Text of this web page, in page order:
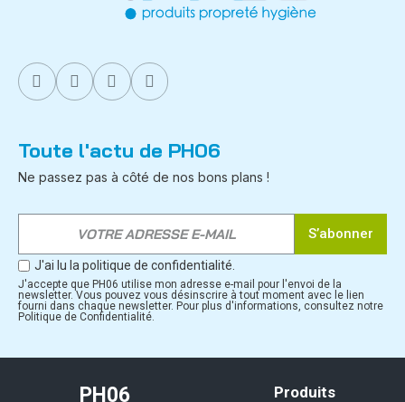
Toute l'actu de PH06
Ne passez pas à côté de nos bons plans !
S’abonner
J'ai lu la politique de confidentialité.
J'accepte que PH06 utilise mon adresse e-mail pour l'envoi de la
newsletter. Vous pouvez vous désinscrire à tout moment avec le lien
fourni dans chaque newsletter. Pour plus d'informations, consultez notre
Politique de Confidentialité.
PH06
Produits